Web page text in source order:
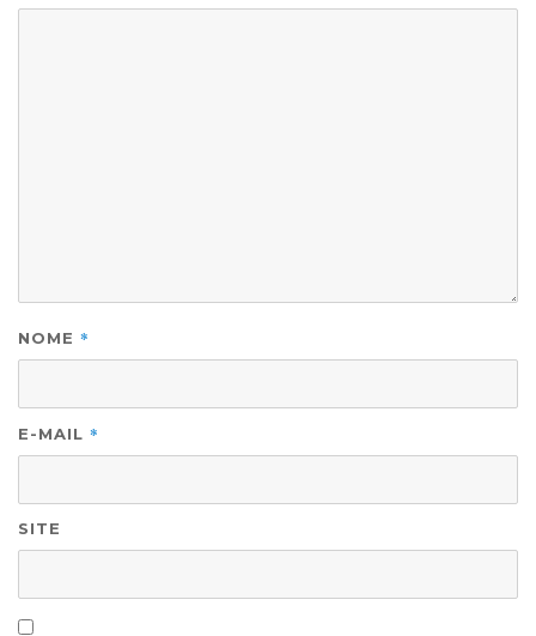
NOME *
E-MAIL *
SITE